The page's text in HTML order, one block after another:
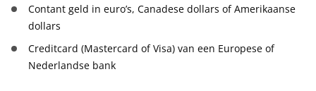
Contant geld in euro’s, Canadese dollars of Amerikaanse
dollars
Creditcard (Mastercard of Visa) van een Europese of
Nederlandse bank